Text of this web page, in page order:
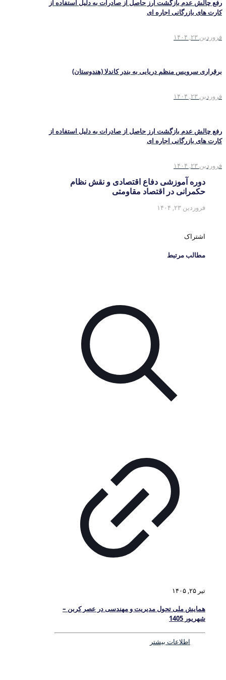
رفع چالش عدم بازگشت ارز حاصل از صادرات به دلیل استفاده از
کارت های بازرگانی اجاره ای
فروردین ۲۳, ۱۴۰۴
برقراری سرویس منظم دریایی به بندر کاندلا (هندوستان)
فروردین ۲۳, ۱۴۰۴
رفع چالش عدم بازگشت ارز حاصل از صادرات به دلیل استفاده از
کارت های بازرگانی اجاره ای
فروردین ۲۳, ۱۴۰۴
دوره آموزشی دفاع اقتصادی و نقش نظام
حکمرانی در اقتصاد مقاومتی
فروردین ۲۳, ۱۴۰۴
اشتراک
مطالب مرتبط
تیر ۲۵, ۱۴۰۵
همایش ملی تحول مدیریت و مهندسی در عصر کربن –
شهریور 1405
اطلاعات بیشتر